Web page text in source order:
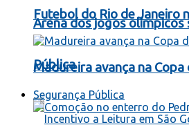
Arena dos jogos olímpicos
Pública
Futebol do Rio de Janeiro
Madureira avança na
Segurança Pública